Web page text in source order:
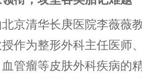
京清华长庚医院李薇薇
作为整形外科主任医师
管瘤等皮肤外科疾病的